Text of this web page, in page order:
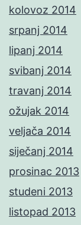
kolovoz 2014
srpanj 2014
lipanj 2014
svibanj 2014
travanj 2014
ožujak 2014
veljača 2014
siječanj 2014
prosinac 2013
studeni 2013
listopad 2013